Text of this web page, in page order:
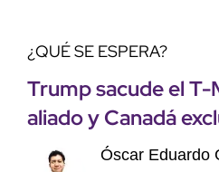
¿QUÉ SE ESPERA?
Trump sacude el T-
aliado y Canadá
Óscar Eduardo